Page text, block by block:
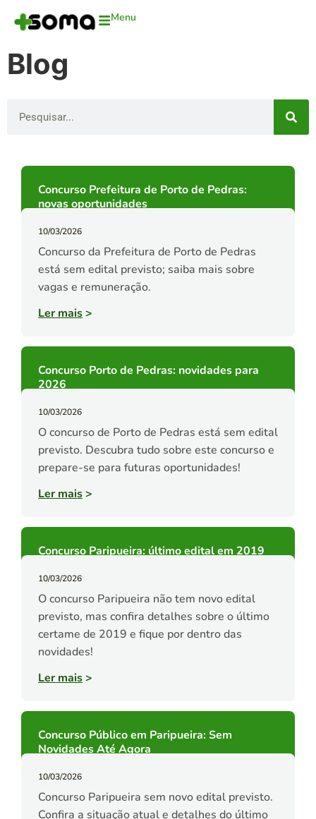
Menu
Blog
Concurso Prefeitura de Porto de Pedras:
novas oportunidades
10/03/2026
Concurso da Prefeitura de Porto de Pedras
está sem edital previsto; saiba mais sobre
vagas e remuneração.
Ler mais>
Concurso Porto de Pedras: novidades para
2026
10/03/2026
O concurso de Porto de Pedras está sem edital
previsto. Descubra tudo sobre este concurso e
prepare-se para futuras oportunidades!
Ler mais>
Concurso Paripueira: último edital em 2019
10/03/2026
O concurso Paripueira não tem novo edital
previsto, mas confira detalhes sobre o último
certame de 2019 e fique por dentro das
novidades!
Ler mais>
Concurso Público em Paripueira: Sem
Novidades Até Agora
10/03/2026
Concurso Paripueira sem novo edital previsto.
Confira a situação atual e detalhes do último